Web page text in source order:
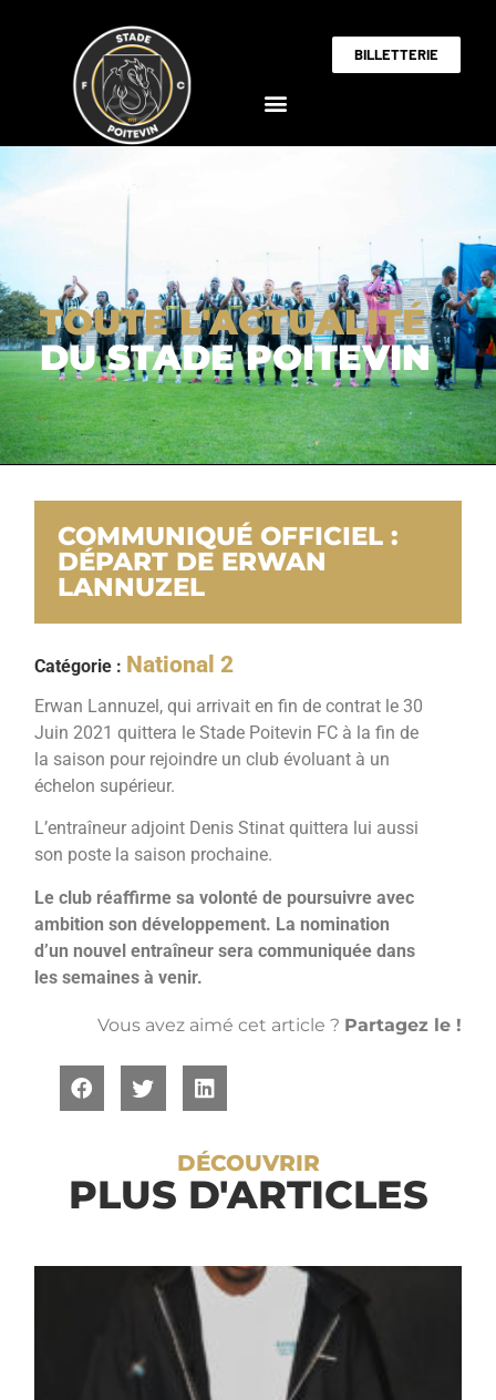
BILLETTERIE
TOUTE L'ACTUALITÉ
DU STADE POITEVIN
COMMUNIQUÉ OFFICIEL :
DÉPART DE ERWAN
LANNUZEL
Catégorie : National 2
Erwan Lannuzel, qui arrivait en fin de contrat le 30
Juin 2021 quittera le Stade Poitevin FC à la fin de
la saison pour rejoindre un club évoluant à un
échelon supérieur.
L’entraîneur adjoint Denis Stinat quittera lui aussi
son poste la saison prochaine.
Le club réaffirme sa volonté de poursuivre avec
ambition son développement. La nomination
d’un nouvel entraîneur sera communiquée dans
les semaines à venir.
Vous avez aimé cet article ? Partagez le !
DÉCOUVRIR
PLUS D'ARTICLES